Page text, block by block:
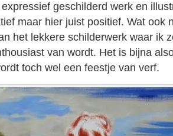
geschilderd werk en
maar hier juist positief. Wat ook
het lekkere schilderwerk waar ik
van wordt. Het is bijna
toch wel een feestje van verf.